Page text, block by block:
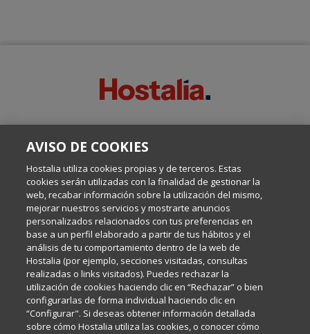
Escrito por el equipo de Comunicación de Hostalia, dirigido por
Internet y Tecnología.
Política de privacidad
Política de cookies
Aviso legal
AVISO DE COOKIES
Hostalia utiliza cookies propias y de terceros. Estas
cookies serán utilizadas con la finalidad de gestionar la
web, recabar información sobre la utilización del mismo,
mejorar nuestros servicios y mostrarte anuncios
personalizados relacionados con tus preferencias en
base a un perfil elaborado a partir de tus hábitos y el
análisis de tu comportamiento dentro de la web de
Hostalia (por ejemplo, secciones visitadas, consultas
realizadas o links visitados). Puedes rechazar la
utilización de cookies haciendo clic en “Rechazar” o bien
configurarlas de forma individual haciendo clic en
“Configurar". Si deseas obtener información detallada
sobre cómo Hostalia utiliza las cookies, o conocer cómo